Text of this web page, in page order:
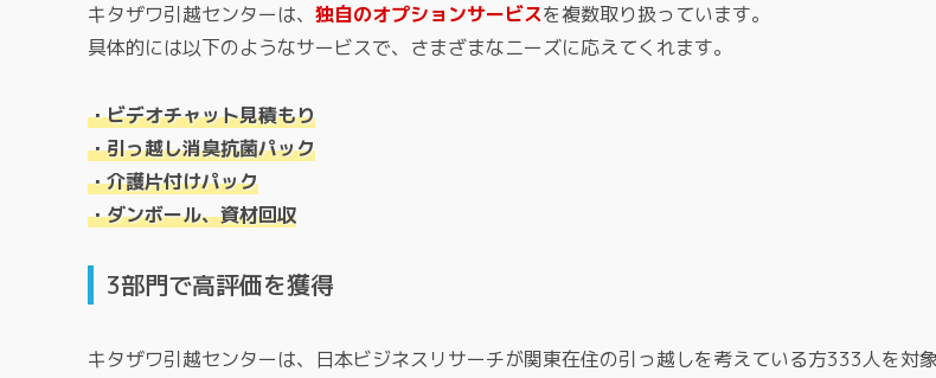
キタザワ引越センターは、 独自のオプションサービスを複数取り扱っています。
具体的には以下のようなサービスで、さまざまなニーズに応えてくれます。
・ビデオチャット見積もり
・引っ越し消臭抗菌パック
・介護片付けパック
・ダンボール、資材回収
3部門で高評価を獲得
キタザワ引越センターは、日本ビジネスリサーチが関東在住の引っ越しを考えている方333人を対